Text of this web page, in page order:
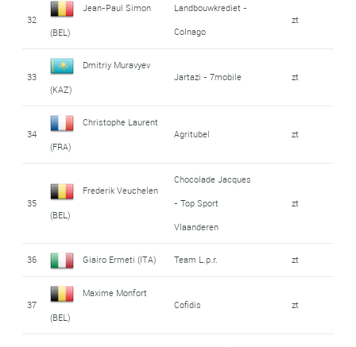
32
Jean-Paul Simon
(BEL)
Landbouwkrediet -
Colnago
zt
33
Dmitriy Muravyev
(KAZ)
Jartazi - 7mobile zt
34
Christophe Laurent
(FRA)
Agritubel zt
35
Frederik Veuchelen
(BEL)
Chocolade Jacques
- Top Sport
Vlaanderen
zt
36 Giairo Ermeti (ITA) Team L.p.r. zt
37
Maxime Monfort
(BEL)
Cofidis zt